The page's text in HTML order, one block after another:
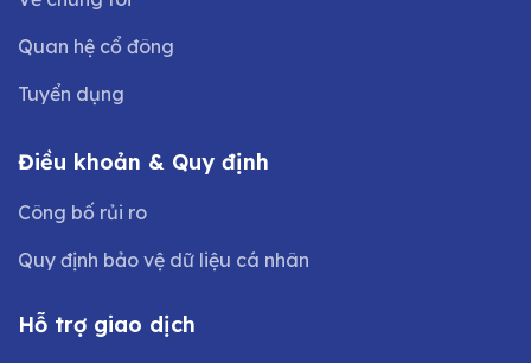
Quan hệ cổ đông
Tuyển dụng
Điều khoản & Quy định
Công bố rủi ro
Quy định bảo vệ dữ liệu cá nhân
Hỗ trợ giao dịch